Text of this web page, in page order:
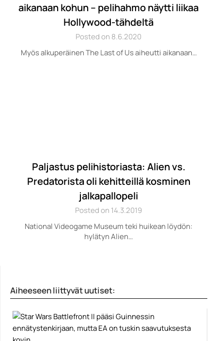
aikanaan kohun – pelihahmo näytti liikaa
Hollywood-tähdeltä
Posted on 8.6.2020
Myös alkuperäinen The Last of Us aiheutti aikanaan…
Paljastus pelihistoriasta: Alien vs.
Predatorista oli kehitteillä kosminen
jalkapallopeli
Posted on 14.3.2019
National Videogame Museum teki huikean löydön:
hylätyn Alien…
Aiheeseen liittyvät uutiset: